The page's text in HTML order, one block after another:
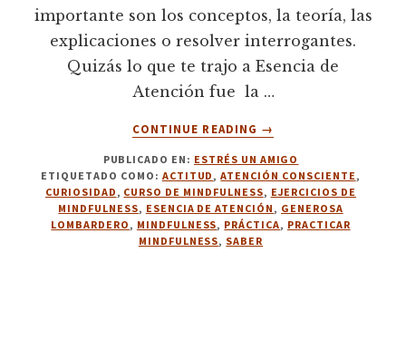
importante son los conceptos, la teoría, las
explicaciones o resolver interrogantes.
Quizás lo que te trajo a Esencia de
Atención fue la …
CONTINUE READING
ACERCA
5.
LAS
TRES
ESES.
PRÁCTICA.
→
PUBLICADO EN: ESTRÉS UN AMIGO
ETIQUETADO COMO: ACTITUD ,ATENCIÓN CONSCIENTE ,
CURIOSIDAD , CURSO DE MINDFULNESS, EJERCICIOS DE
MINDFULNESS, ESENCIA DE ATENCIÓN , GENEROSA
LOMBARDERO , MINDFULNESS, PRÁCTICA, PRACTICAR
MINDFULNESS, SABER